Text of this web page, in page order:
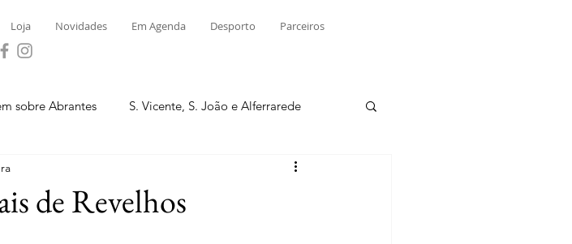
Loja Novidades Em Agenda Desporto Parceiros
sobre Abrantes S. Vicente, S. João e Alferrarede
de Revelhos